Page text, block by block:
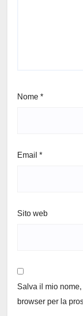
Nome *
Email *
Sito web
Salva il mio
browser per la